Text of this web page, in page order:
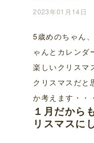
2023年01月14日
5歳めのちゃん
ゃんとカレンダ
楽しいクリスマ
クリスマスだと
か考えます・・
１月だから
リスマスに